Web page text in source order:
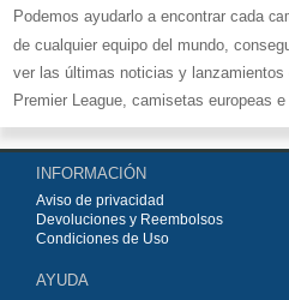
Podemos ayudarlo a encontrar cada
de cualquier equipo del mundo,
ver las últimas noticias y lanzamientos
Premier League, camisetas europeas
fútbol y kits.
Comprecamisetas de fútbol baratas
más grande de Europa. ¡Grandes
de fútbol, ​​kits europeos e
Compre nuestra gran selección de
INFORMACIÓN
Aviso de privacidad
Devoluciones y Reembolsos
Condiciones de Uso
AYUDA